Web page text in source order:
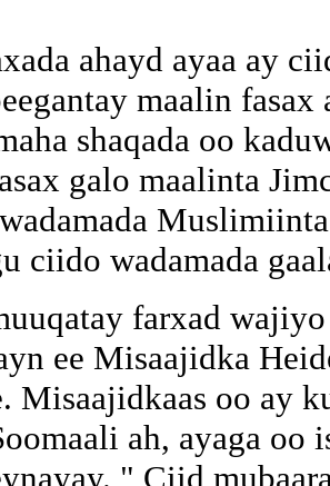
ahayd ayaa ay
maalin
shaqada oo
galo maalinta
ciido wadamada
farxad
ee Misaajidka
Misaajidkaas oo ay
ah, ayaga oo
" Ciid